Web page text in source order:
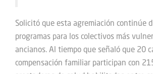
Solicitó que esta agremiación continúe
programas para los colectivos más
ancianos. Al tiempo que señaló que 20
compensación familiar participan con